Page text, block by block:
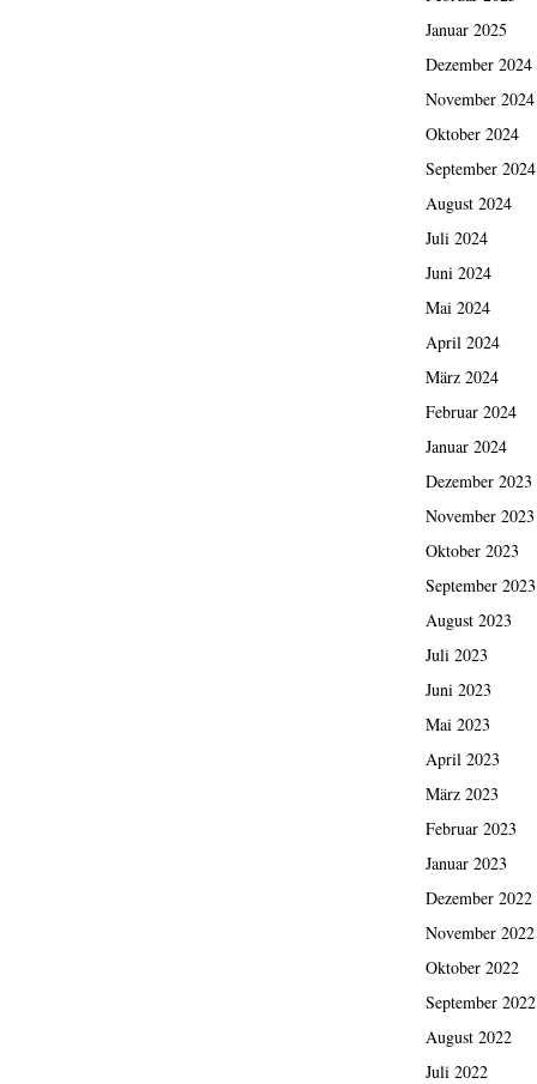
Januar 2025
Dezember 2024
November 2024
Oktober 2024
September 2024
August 2024
Juli 2024
Juni 2024
Mai 2024
April 2024
März 2024
Februar 2024
Januar 2024
Dezember 2023
November 2023
Oktober 2023
September 2023
August 2023
Juli 2023
Juni 2023
Mai 2023
April 2023
März 2023
Februar 2023
Januar 2023
Dezember 2022
November 2022
Oktober 2022
September 2022
August 2022
Juli 2022